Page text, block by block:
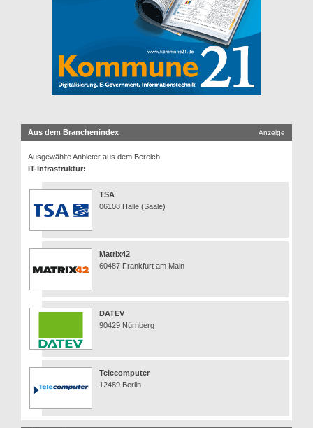
Aus dem Branchenindex Anzeige
Ausgewählte Anbieter aus dem Bereich
IT-Infrastruktur:
TSA
06108 Halle (Saale)
Matrix42
60487 Frankfurt am Main
DATEV
90429 Nürnberg
Telecomputer
12489 Berlin